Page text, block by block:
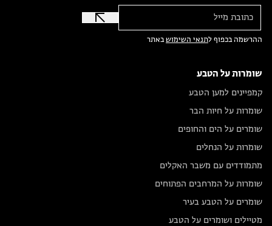
ההרשמה בכפוף לתנאי השימושבאתר
שומרות על הטבע
קמפיינים למען הטבע
שומרות על חיות הבר
שומרים על הים והחופים
שומרות על הנחלים
מתמודדים עם משבר האקלים
שומרות על המרחבים הפתוחים
שומרים על הטבע בעיר
מטיילים ושומרים על הטבע